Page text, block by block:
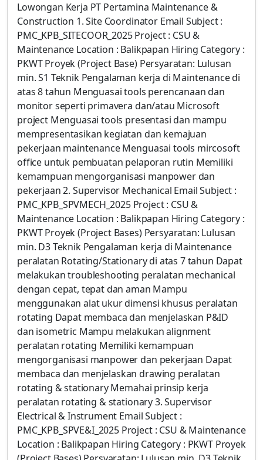
Lowongan Kerja PT Pertamina Maintenance &
Construction 1. Site Coordinator Email Subject :
PMC_KPB_SITECOOR_2025 Project : CSU &
Maintenance Location : Balikpapan Hiring Category :
PKWT Proyek (Project Base) Persyaratan: Lulusan
min. S1 Teknik Pengalaman kerja di Maintenance di
atas 8 tahun Menguasai tools perencanaan dan
monitor seperti primavera dan/atau Microsoft
project Menguasai tools presentasi dan mampu
mempresentasikan kegiatan dan kemajuan
pekerjaan maintenance Menguasai tools mircosoft
office untuk pembuatan pelaporan rutin Memiliki
kemampuan mengorganisasi manpower dan
pekerjaan 2. Supervisor Mechanical Email Subject :
PMC_KPB_SPVMECH_2025 Project : CSU &
Maintenance Location : Balikpapan Hiring Category :
PKWT Proyek (Project Bases) Persyaratan: Lulusan
min. D3 Teknik Pengalaman kerja di Maintenance
peralatan Rotating/Stationary di atas 7 tahun Dapat
melakukan troubleshooting peralatan mechanical
dengan cepat, tepat dan aman Mampu
menggunakan alat ukur dimensi khusus peralatan
rotating Dapat membaca dan menjelaskan P&ID
dan isometric Mampu melakukan alignment
peralatan rotating Memiliki kemampuan
mengorganisasi manpower dan pekerjaan Dapat
membaca dan menjelaskan drawing peralatan
rotating & stationary Memahai prinsip kerja
peralatan rotating & stationary 3. Supervisor
Electrical & Instrument Email Subject :
PMC_KPB_SPVE&I_2025 Project : CSU & Maintenance
Location : Balikpapan Hiring Category : PKWT Proyek